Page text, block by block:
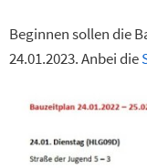
Beginnen sollen die
24.01.2023. Anbei die